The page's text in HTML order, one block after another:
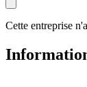
Cette entreprise